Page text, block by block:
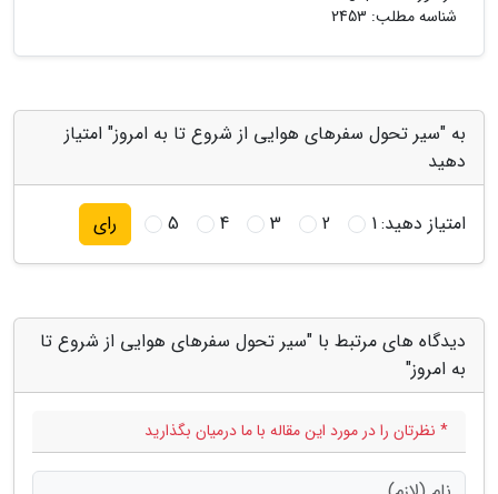
شناسه مطلب: 2453
به "سیر تحول سفرهای هوایی از شروع تا به امروز" امتیاز
دهید
امتیاز دهید:1
2
3
4
5 رای
دیدگاه های مرتبط با "سیر تحول سفرهای هوایی از شروع تا
به امروز"
* نظرتان را در مورد این مقاله با ما درمیان بگذارید